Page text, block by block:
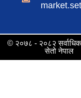
© २०७८ - २०८२
सेतो नेपाल